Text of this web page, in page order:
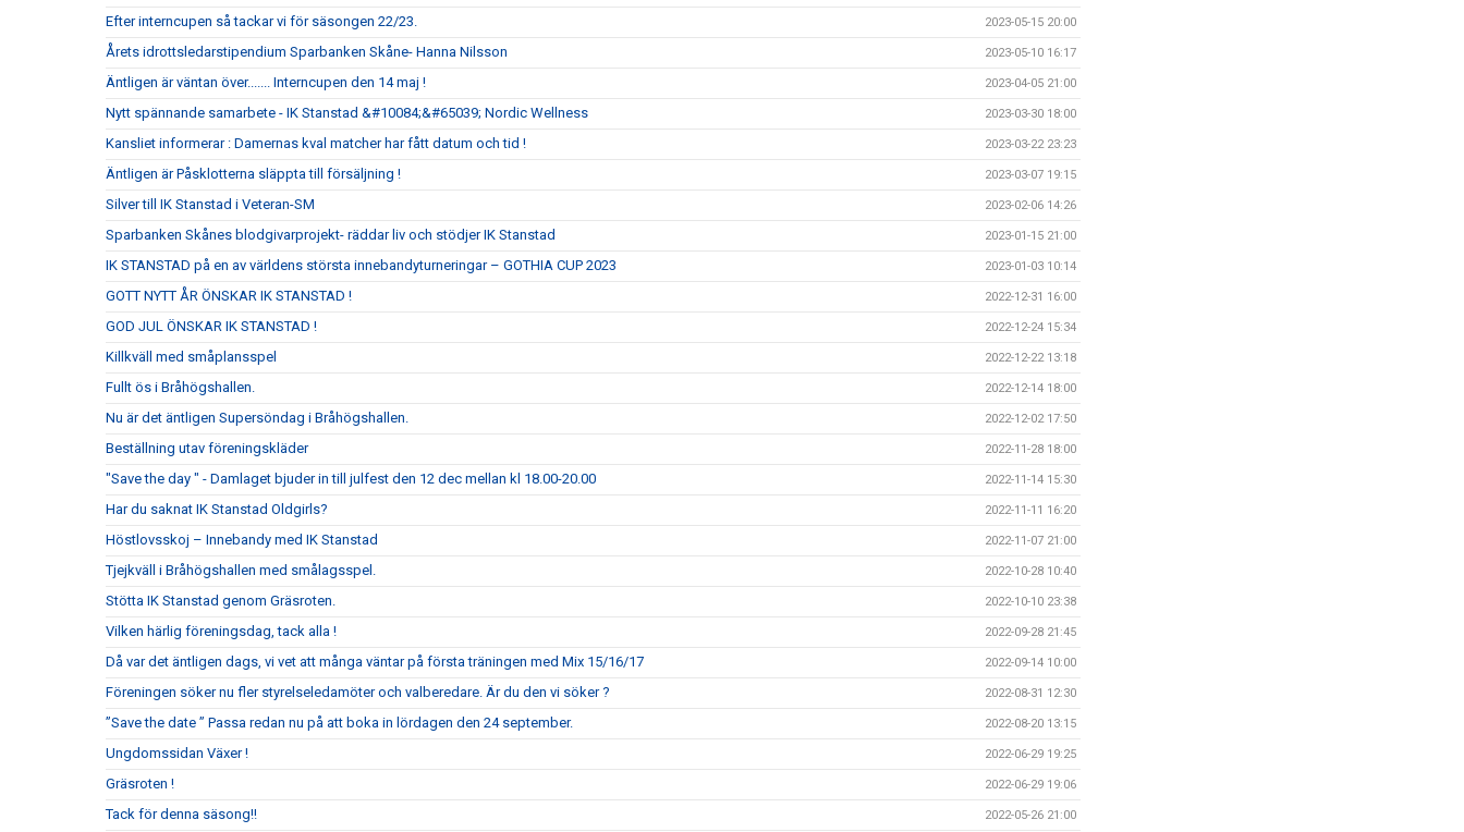
Efter interncupen så tackar vi för säsongen 22/23. 2023-05-15 20:00
Årets idrottsledarstipendium Sparbanken Skåne- Hanna Nilsson 2023-05-10 16:17
Äntligen är väntan över....... Interncupen den 14 maj ! 2023-04-05 21:00
Nytt spännande samarbete - IK Stanstad &#10084;&#65039; Nordic Wellness 2023-03-30 18:00
Kansliet informerar : Damernas kval matcher har fått datum och tid ! 2023-03-22 23:23
Äntligen är Påsklotterna släppta till försäljning ! 2023-03-07 19:15
Silver till IK Stanstad i Veteran-SM 2023-02-06 14:26
Sparbanken Skånes blodgivarprojekt- räddar liv och stödjer IK Stanstad 2023-01-15 21:00
IK STANSTAD på en av världens största innebandyturneringar – GOTHIA CUP 2023 2023-01-03 10:14
GOTT NYTT ÅR ÖNSKAR IK STANSTAD ! 2022-12-31 16:00
GOD JUL ÖNSKAR IK STANSTAD ! 2022-12-24 15:34
Killkväll med småplansspel 2022-12-22 13:18
Fullt ös i Bråhögshallen. 2022-12-14 18:00
Nu är det äntligen Supersöndag i Bråhögshallen. 2022-12-02 17:50
Beställning utav föreningskläder 2022-11-28 18:00
"Save the day " - Damlaget bjuder in till julfest den 12 dec mellan kl 18.00-20.00 2022-11-14 15:30
Har du saknat IK Stanstad Oldgirls? 2022-11-11 16:20
Höstlovsskoj – Innebandy med IK Stanstad 2022-11-07 21:00
Tjejkväll i Bråhögshallen med smålagsspel. 2022-10-28 10:40
Stötta IK Stanstad genom Gräsroten. 2022-10-10 23:38
Vilken härlig föreningsdag, tack alla ! 2022-09-28 21:45
Då var det äntligen dags, vi vet att många väntar på första träningen med Mix 15/16/17 2022-09-14 10:00
Föreningen söker nu fler styrelseledamöter och valberedare. Är du den vi söker ? 2022-08-31 12:30
”Save the date ” Passa redan nu på att boka in lördagen den 24 september. 2022-08-20 13:15
Ungdomssidan Växer ! 2022-06-29 19:25
Gräsroten ! 2022-06-29 19:06
Tack för denna säsong!! 2022-05-26 21:00